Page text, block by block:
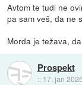
Avtom te tudi ne
pa sam veš, da ne
Morda je težava,
Prospekt
:: 17. jan